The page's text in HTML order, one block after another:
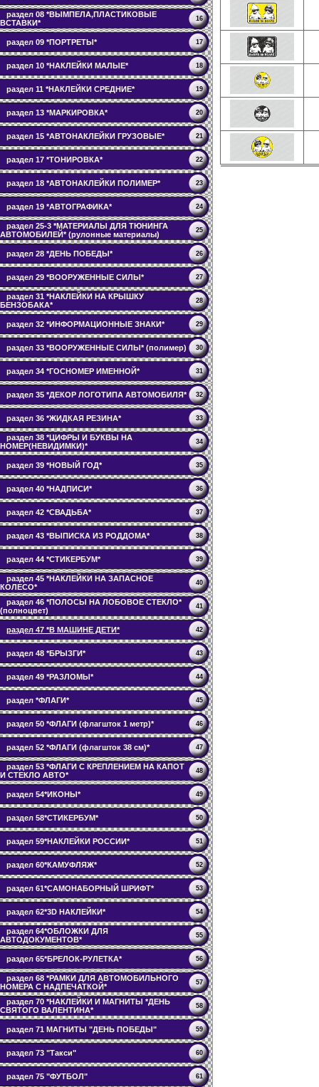
раздел 08 *ВЫМПЕЛА,ПЛАСТИКОВЫЕ
ВСТАВКИ*
16
раздел 09 *ПОРТРЕТЫ* 17
раздел 10 *НАКЛЕЙКИ МАЛЫЕ* 18
раздел 11 *НАКЛЕЙКИ СРЕДНИЕ* 19
раздел 13 *МАРКИРОВКА* 20
раздел 15 *АВТОНАКЛЕЙКИ ГРУЗОВЫЕ* 21
раздел 17 *ТОНИРОВКА* 22
раздел 18 *АВТОНАКЛЕЙКИ ПОЛИМЕР* 23
раздел 19 *АВТОГРАФИКА* 24
раздел 25-3 *МАТЕРИАЛЫ ДЛЯ ТЮНИНГА
АВТОМОБИЛЕЙ* (рулонные материалы)
25
раздел 28 *ДЕНЬ ПОБЕДЫ* 26
раздел 29 *ВООРУЖЕННЫЕ СИЛЫ* 27
раздел 31 *НАКЛЕЙКИ НА КРЫШКУ
БЕНЗОБАКА*
28
раздел 32 *ИНФОРМАЦИОННЫЕ ЗНАКИ* 29
раздел 33 *ВООРУЖЕННЫЕ СИЛЫ* (полимер) 30
раздел 34 *ГОСНОМЕР ИМЕННОЙ* 31
раздел 35 *ДЕКОР ЛОГОТИПА АВТОМОБИЛЯ* 32
раздел 36 *ЖИДКАЯ РЕЗИНА* 33
раздел 38 *ЦИФРЫ И БУКВЫ НА
НОМЕР(НЕВИДИМКИ)*
34
раздел 39 *НОВЫЙ ГОД* 35
раздел 40 *НАДПИСИ* 36
раздел 42 *СВАДЬБА* 37
раздел 43 *ВЫПИСКА ИЗ РОДДОМА* 38
раздел 44 *СТИКЕРБУМ* 39
раздел 45 *НАКЛЕЙКИ НА ЗАПАСНОЕ
КОЛЕСО*
40
раздел 46 *ПОЛОСЫ НА ЛОБОВОЕ СТЕКЛО*
(полноцвет)
41
раздел 47 *В МАШИНЕ ДЕТИ* 42
раздел 48 *БРЫЗГИ* 43
раздел 49 *РАЗЛОМЫ* 44
раздел *ФЛАГИ* 45
раздел 50 *ФЛАГИ (флагшток 1 метр)* 46
раздел 52 *ФЛАГИ (флагшток 38 см)* 47
раздел 53 *ФЛАГИ С КРЕПЛЕНИЕМ НА КАПОТ
И СТЕКЛО АВТО*
48
раздел 54*ИКОНЫ* 49
раздел 58*СТИКЕРБУМ* 50
раздел 59*НАКЛЕЙКИ РОССИИ* 51
раздел 60*КАМУФЛЯЖ* 52
раздел 61*САМОНАБОРНЫЙ ШРИФТ* 53
раздел 62*3D НАКЛЕЙКИ* 54
раздел 64*ОБЛОЖКИ ДЛЯ
АВТОДОКУМЕНТОВ*
55
раздел 65*БРЕЛОК-РУЛЕТКА* 56
раздел 68 *РАМКИ ДЛЯ АВТОМОБИЛЬНОГО
НОМЕРА С НАДПЕЧАТКОЙ*
57
раздел 70 *НАКЛЕЙКИ И МАГНИТЫ *ДЕНЬ
СВЯТОГО ВАЛЕНТИНА*
58
раздел 71 МАГНИТЫ "ДЕНЬ ПОБЕДЫ" 59
раздел 73 "Такси" 60
раздел 75 "ФУТБОЛ" 61